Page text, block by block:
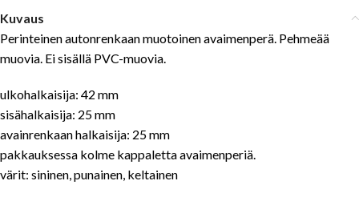
Kuvaus
Perinteinen autonrenkaan muotoinen avaimenperä. Pehmeää
muovia. Ei sisällä PVC-muovia.
ulkohalkaisija: 42 mm
sisähalkaisija: 25 mm
avainrenkaan halkaisija: 25 mm
pakkauksessa kolme kappaletta avaimenperiä.
värit: sininen, punainen, keltainen